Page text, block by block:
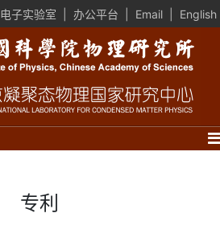
电子实验室 办公平台 Email English
专利